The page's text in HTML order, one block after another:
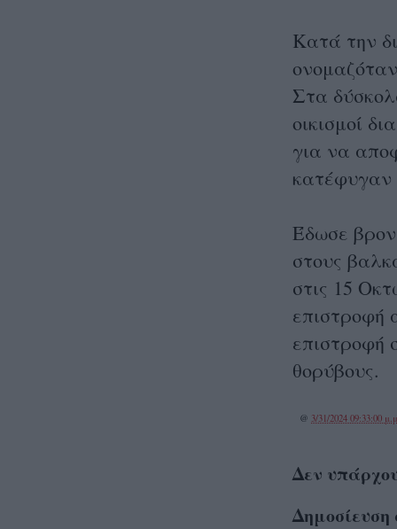
Κατά την
Στα
οικισμοί
για να
Έδωσε
στους
στις 15
επιστροφή
επιστροφή
θορύβους.
@ 3/31/2024 09:33:00
Δεν
Δημοσίευση